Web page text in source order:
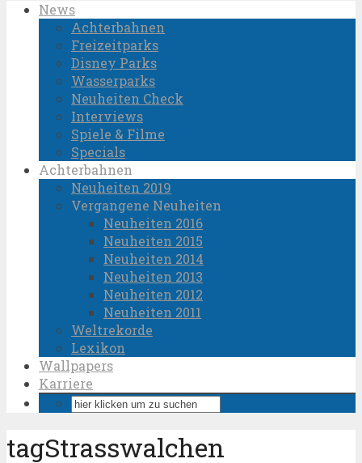
News
Achterbahnen
Freizeitparks
Disney Parks
Wasserparks
Neuheiten Check
Interviews
Spiele & Filme
Specials
Achterbahnen
Neuheiten 2019
Vergangene Neuheiten
Neuheiten 2016
Neuheiten 2015
Neuheiten 2014
Neuheiten 2013
Neuheiten 2012
Neuheiten 2011
Weltrekorde
Lexikon
Wallpapers
Karriere
tagStrasswalchen